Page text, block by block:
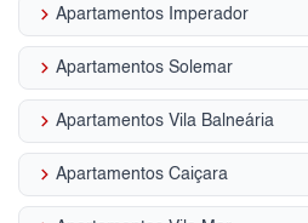
keyboard_arrow_right Apartamentos Imperador
keyboard_arrow_right Apartamentos Solemar
keyboard_arrow_right Apartamentos Vila Balneária
keyboard_arrow_right Apartamentos Caiçara